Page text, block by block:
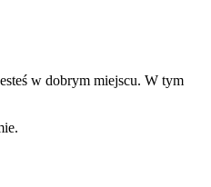
w dobrym miejscu. W tym